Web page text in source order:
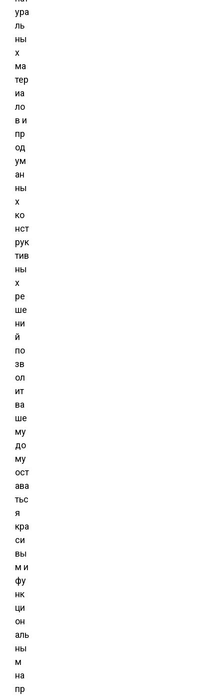
ура
ль
ны
х
ма
тер
иа
ло
в и
пр
од
ум
ан
ны
х
ко
нст
рук
тив
ны
х
ре
ше
ни
й
по
зв
ол
ит
ва
ше
му
до
му
ост
ава
тьс
я
кра
си
вы
м и
фу
нк
ци
он
аль
ны
м
на
пр